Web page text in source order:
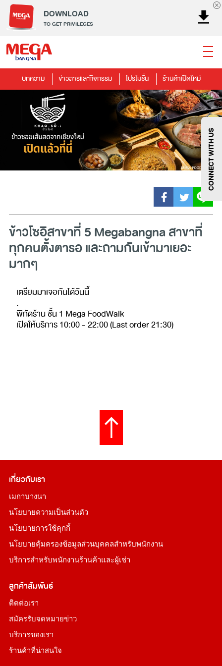
DOWNLOAD
TO GET PRIVILEGES
ธนาคาร ร้านอาหาร เอ็นเตอร์เทนเม้นท์
แฟชั่น
เครื่องประดับ
การตกแต่งบ้าน แม่และเด็ก
ไลฟ์สไตล์
บริการ
เมกา สมาร์ท คิดส์ กีฬา
ซูเปอร์มาร์เก็ต
แกดเจ็ตและเทคโนโลยี
สุขภาพและความงาม
@Megabangna
CONNECT WITH US
บทความ ข่าวสารและกิจกรรม โปรโมชั่น ร้านค้าเปิดใหม่
ข้าวโซอิสาขาที่ 5 Megabangna สาขาที่
ทุกคนตั้งตารอ และถามกันเข้ามาเยอะ
มากๆ
เตรียมมาเจอกันได้วันนี้
.
พิกัดร้าน ชั้น 1 Mega FoodWalk
เปิดให้บริการ 10:00 - 22:00 (Last order 21:30)
เกี่ยวกับเรา
เมกาบางนา
นโยบายความเป็นส่วนตัว
นโยบายการใช้คุกกี้
นโยบายคุ้มครองข้อมูลส่วนบุคคลสำหรับพนักงาน
บริการสำหรับพนักงานร้านค้าและผู้เช่า
ลูกค้าสัมพันธ์
ติดต่อเรา
สมัครรับจดหมายข่าว
บริการของเรา
ร้านค้าที่น่าสนใจ